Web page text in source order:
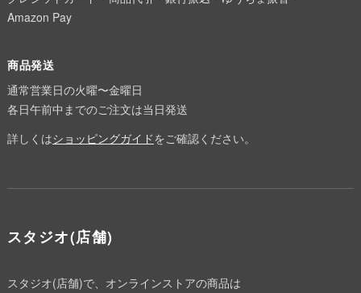
Amazon Pay
商品発送
通常営業日の火曜〜金曜日
各日午前中までのご注文は当日発送
詳しくはショッピングガイドをご確認ください。
スタジオ(店舗)
スタジオ(店舗)で、オンラインストアの商品は